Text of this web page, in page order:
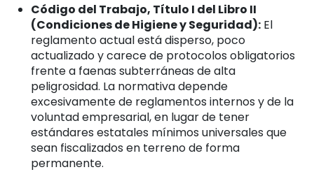
Código del Trabajo, Título I del Libro II
(Condiciones de Higiene y Seguridad): El
reglamento actual está disperso, poco
actualizado y carece de protocolos obligatorios
frente a faenas subterráneas de alta
peligrosidad. La normativa depende
excesivamente de reglamentos internos y de la
voluntad empresarial, en lugar de tener
estándares estatales mínimos universales que
sean fiscalizados en terreno de forma
permanente.